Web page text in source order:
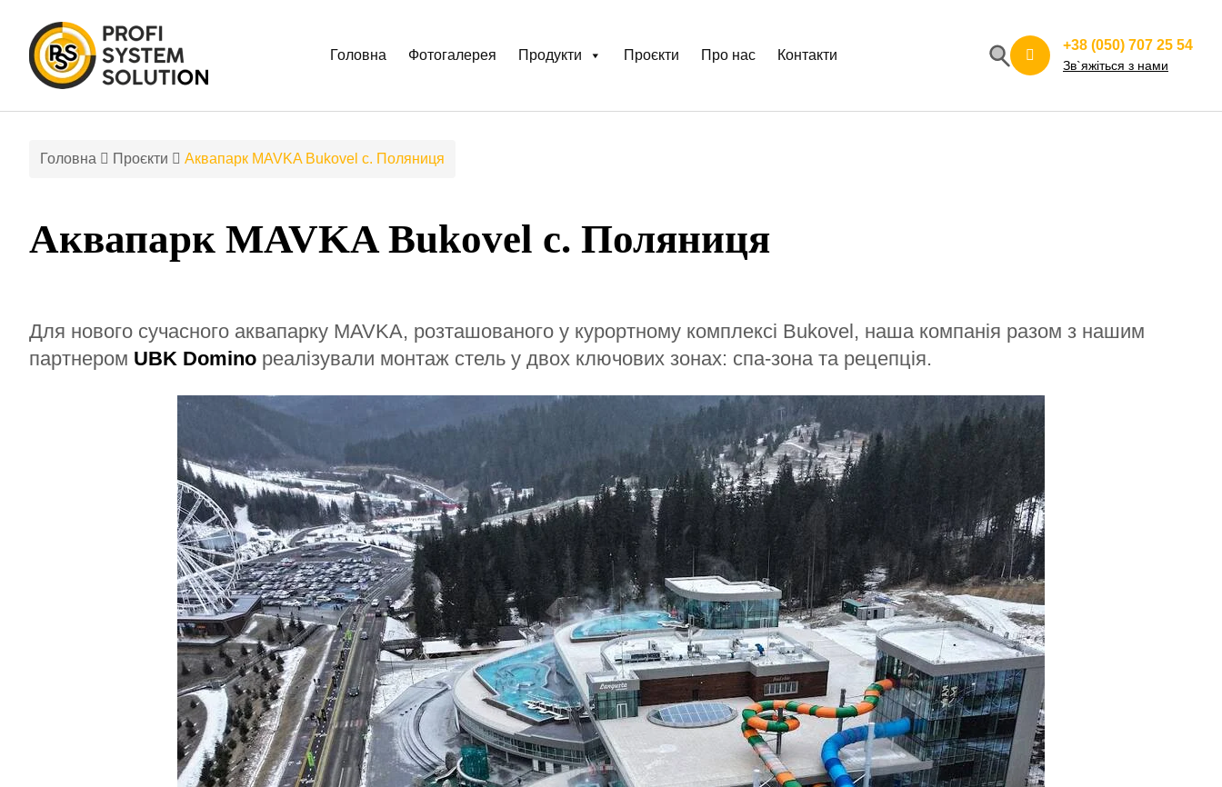
Головна Фотогалерея Продукти Проєкти Про нас Контакти
+38 (050) 707 25 54
Зв`яжіться з нами
Головна Проєкти Аквапарк MAVKA Bukovel с. Поляниця
Аквапарк MAVKA Bukovel с. Поляниця
Для нового сучасного аквапарку MAVKA, розташованого у курортному комплексі Bukovel, наша компанія разом з нашим
партнером UBK Domino реалізували монтаж стель у двох ключових зонах: спа-зона та рецепція.